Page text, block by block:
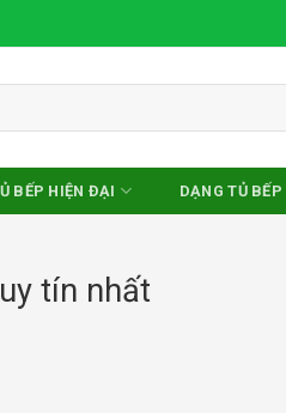
BẾP HIỆN ĐẠI DẠNG TỦ BẾP
tín nhất